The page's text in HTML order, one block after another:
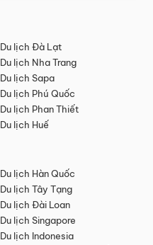
Du lịch Đà Lạt
Du lịch Nha Trang
Du lịch Sapa
Du lịch Phú Quốc
Du lịch Phan Thiết
Du lịch Huế
Du lịch Hàn Quốc
Du lịch Tây Tạng
Du lịch Đài Loan
Du lịch Singapore
Du lịch Indonesia